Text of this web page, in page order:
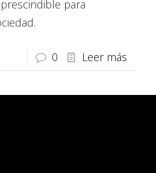
para
0 Leer más